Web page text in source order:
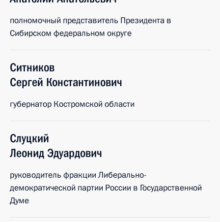
полномочный представитель Президента в
Сибирском федеральном округе
Ситников
Сергей Константинович
губернатор Костромской области
Слуцкий
Леонид Эдуардович
руководитель фракции Либерально-
демократической партии России в Государственной
Думе